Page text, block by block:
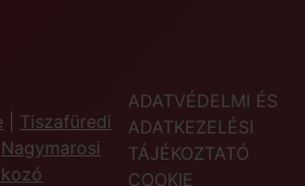
Tiszafüredi
Nagymarosi
ADATVÉDELMI ÉS
ADATKEZELÉSI
TÁJÉKOZTATÓ
COOKIE